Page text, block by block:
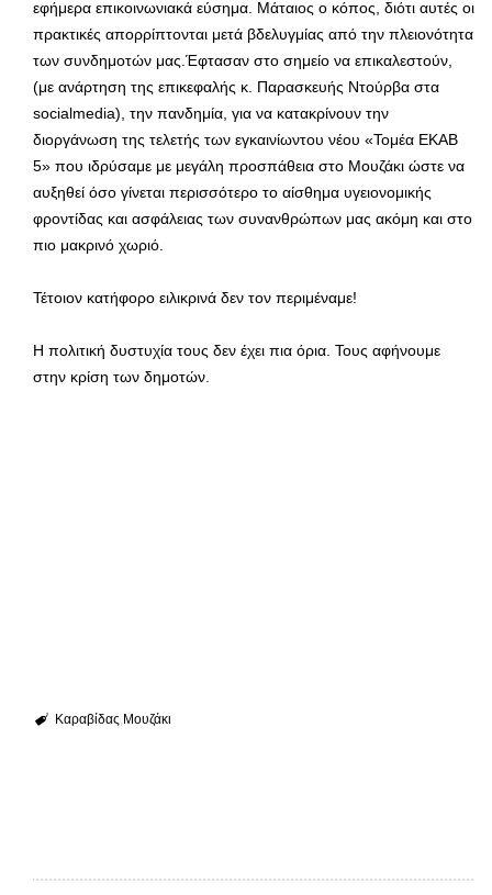
εφήμερα επικοινωνιακά εύσημα. Μάταιος ο κόπος, διότι αυτές οι
πρακτικές απορρίπτονται μετά βδελυγμίας από την πλειονότητα
των συνδημοτών μας.Έφτασαν στο σημείο να επικαλεστούν,
(με ανάρτηση της επικεφαλής κ. Παρασκευής Ντούρβα στα
socialmedia), την πανδημία, για να κατακρίνουν την
διοργάνωση της τελετής των εγκαινίωντου νέου «Τομέα ΕΚΑΒ
5» που ιδρύσαμε με μεγάλη προσπάθεια στο Μουζάκι ώστε να
αυξηθεί όσο γίνεται περισσότερο το αίσθημα υγειονομικής
φροντίδας και ασφάλειας των συνανθρώπων μας ακόμη και στο
πιο μακρινό χωριό.
Τέτοιον κατήφορο ειλικρινά δεν τον περιμέναμε!
Η πολιτική δυστυχία τους δεν έχει πια όρια. Τους αφήνουμε
στην κρίση των δημοτών.
Καραβίδας Μουζάκι